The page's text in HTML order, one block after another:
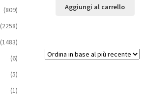
Aggiungi al carrello
(809)
(2258)
(1483)
(6)
(5)
(1)